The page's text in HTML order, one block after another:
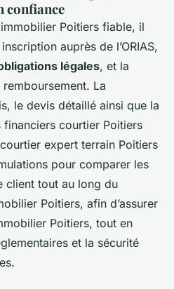
confiance
Poitiers fiable, il
auprès de l’ORIAS,
légales, et la
remboursement. La
le devis détaillé ainsi que la
courtier Poitiers
expert terrain Poitiers
pour comparer les
client tout au long du
Poitiers, afin d’assurer
Poitiers, tout en
et la sécurité